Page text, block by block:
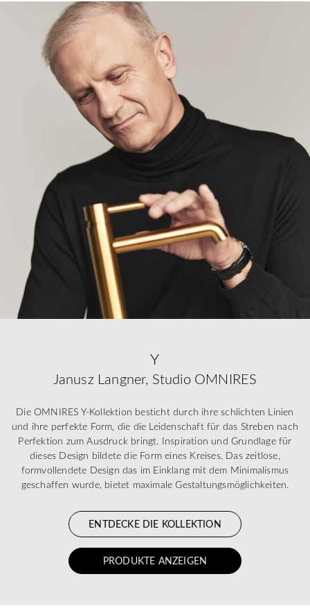
Y
Janusz Langner, Studio OMNIRES
Die OMNIRES Y-Kollektion besticht durch ihre schlichten Linien
und ihre perfekte Form, die die Leidenschaft für das Streben nach
Perfektion zum Ausdruck bringt. Inspiration und Grundlage für
dieses Design bildete die Form eines Kreises. Das zeitlose,
formvollendete Design das im Einklang mit dem Minimalismus
geschaffen wurde, bietet maximale Gestaltungsmöglichkeiten.
ENTDECKE DIE KOLLEKTION
PRODUKTE ANZEIGEN